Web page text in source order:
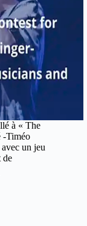
à « The
-Timéo
un jeu
de